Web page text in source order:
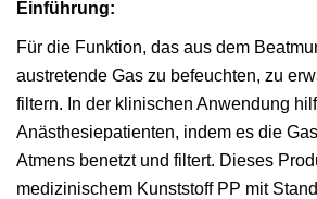
Einführung:
Für die Funktion, das aus dem
austretende Gas zu befeuchten, zu
filtern. In der klinischen Anwendung
Anästhesiepatienten, indem es die
Atmens benetzt und filtert. Dieses
medizinischem Kunststoff PP mit